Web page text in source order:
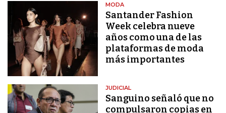
MODA
Santander Fashion
Week celebra nueve
años como una de las
plataformas de moda
más importantes
JUDICIAL
Sanguino señaló que no
compulsaron copias en